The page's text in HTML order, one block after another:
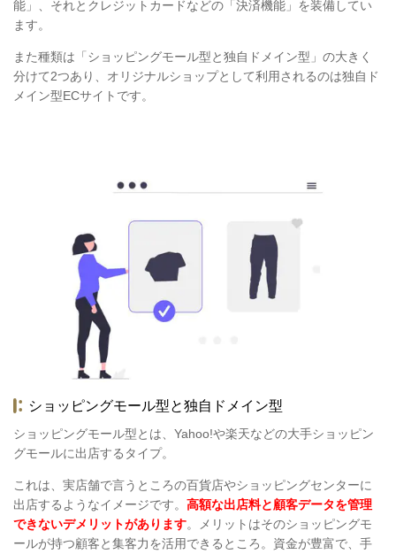
能」、それとクレジットカードなどの「決済機能」を装備してい
ます。
また種類は「ショッピングモール型と独自ドメイン型」の大きく
分けて2つあり、オリジナルショップとして利用されるのは独自ド
メイン型ECサイトです。
ショッピングモール型と独自ドメイン型
ショッピングモール型とは、Yahoo!や楽天などの大手ショッピン
グモールに出店するタイプ。
これは、実店舗で言うところの百貨店やショッピングセンターに
出店するようなイメージです。 高額な出店料と顧客データを管理
できないデメリットがあります。メリットはそのショッピングモ
ールが持つ顧客と集客力を活用できるところ。資金が豊富で、手